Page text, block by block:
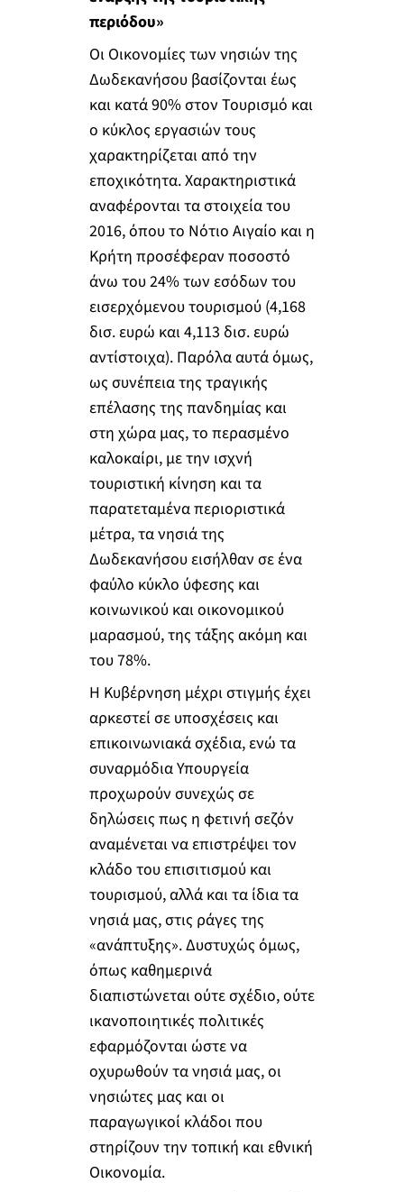
περιόδου»
Οι Οικονομίες των νησιών της
Δωδεκανήσου βασίζονται έως
και κατά 90% στον Τουρισμό και
ο κύκλος εργασιών τους
χαρακτηρίζεται από την
εποχικότητα. Χαρακτηριστικά
αναφέρονται τα στοιχεία του
2016, όπου το Νότιο Αιγαίο και η
Κρήτη προσέφεραν ποσοστό
άνω του 24% των εσόδων του
εισερχόμενου τουρισμού (4,168
δισ. ευρώ και 4,113 δισ. ευρώ
αντίστοιχα). Παρόλα αυτά όμως,
ως συνέπεια της τραγικής
επέλασης της πανδημίας και
στη χώρα μας, το περασμένο
καλοκαίρι, με την ισχνή
τουριστική κίνηση και τα
παρατεταμένα περιοριστικά
μέτρα, τα νησιά της
Δωδεκανήσου εισήλθαν σε ένα
φαύλο κύκλο ύφεσης και
κοινωνικού και οικονομικού
μαρασμού, της τάξης ακόμη και
του 78%.
Η Κυβέρνηση μέχρι στιγμής έχει
αρκεστεί σε υποσχέσεις και
επικοινωνιακά σχέδια, ενώ τα
συναρμόδια Υπουργεία
προχωρούν συνεχώς σε
δηλώσεις πως η φετινή σεζόν
αναμένεται να επιστρέψει τον
κλάδο του επισιτισμού και
τουρισμού, αλλά και τα ίδια τα
νησιά μας, στις ράγες της
«ανάπτυξης». Δυστυχώς όμως,
όπως καθημερινά
διαπιστώνεται ούτε σχέδιο, ούτε
ικανοποιητικές πολιτικές
εφαρμόζονται ώστε να
οχυρωθούν τα νησιά μας, οι
νησιώτες μας και οι
παραγωγικοί κλάδοι που
στηρίζουν την τοπική και εθνική
Οικονομία.